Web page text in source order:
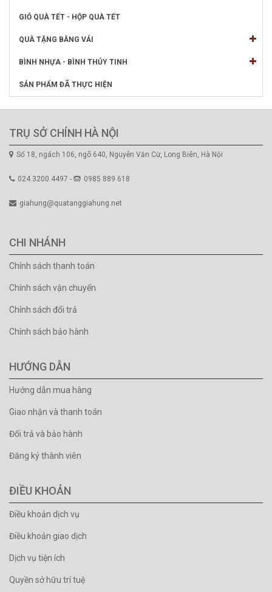
GIỎ QUÀ TẾT - HỘP QUÀ TẾT
QUÀ TẶNG BẰNG VẢI
BÌNH NHỰA - BÌNH THỦY TINH
SẢN PHẨM ĐÃ THỰC HIỆN
TRỤ SỞ CHÍNH HÀ NỘI
Số 18, ngách 106, ngõ 640, Nguyễn Văn Cừ, Long Biên, Hà Nội
024.3200.4497 - 0985 889 618
giahung@quatanggiahung.net
CHI NHÁNH
Chính sách thanh toán
Chính sách vận chuyển
Chính sách đổi trả
Chính sách bảo hành
HƯỚNG DẪN
Hướng dẫn mua hàng
Giao nhận và thanh toán
Đổi trả và bảo hành
Đăng ký thành viên
ĐIỀU KHOẢN
Điều khoản dịch vụ
Điều khoản giao dịch
Dịch vụ tiện ích
Quyền sở hữu trí tuệ